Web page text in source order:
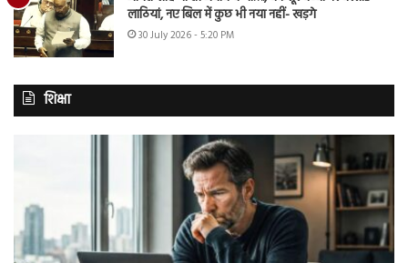
लाठियां, नए बिल में कुछ भी नया नहीं- खड़गे
30 July 2026 - 5:20 PM
शिक्षा